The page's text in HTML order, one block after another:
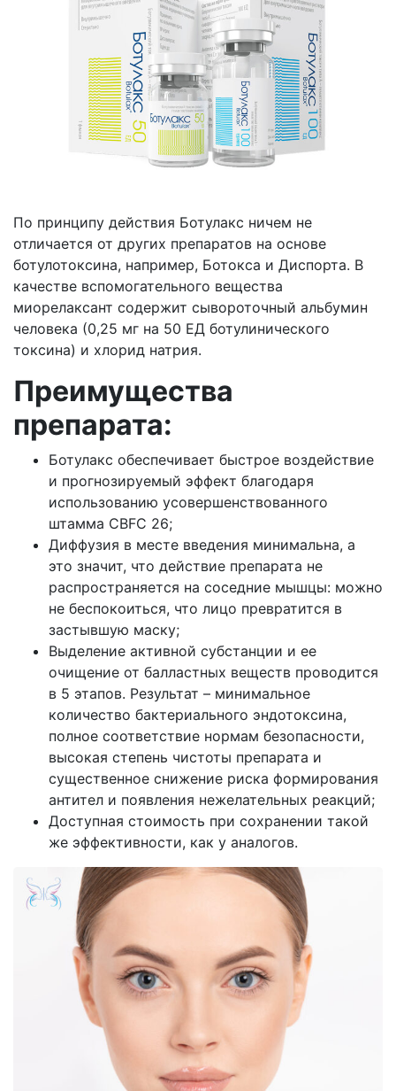
По принципу действия Ботулакс ничем не
отличается от других препаратов на основе
ботулотоксина, например, Ботокса и Диспорта. В
качестве вспомогательного вещества
миорелаксант содержит сывороточный альбумин
человека (0,25 мг на 50 ЕД ботулинического
токсина) и хлорид натрия.
Преимущества
препарата:
Ботулакс обеспечивает быстрое воздействие
и прогнозируемый эффект благодаря
использованию усовершенствованного
штамма CBFC 26;
Диффузия в месте введения минимальна, а
это значит, что действие препарата не
распространяется на соседние мышцы: можно
не беспокоиться, что лицо превратится в
застывшую маску;
Выделение активной субстанции и ее
очищение от балластных веществ проводится
в 5 этапов. Результат – минимальное
количество бактериального эндотоксина,
полное соответствие нормам безопасности,
высокая степень чистоты препарата и
существенное снижение риска формирования
антител и появления нежелательных реакций;
Доступная стоимость при сохранении такой
же эффективности, как у аналогов.